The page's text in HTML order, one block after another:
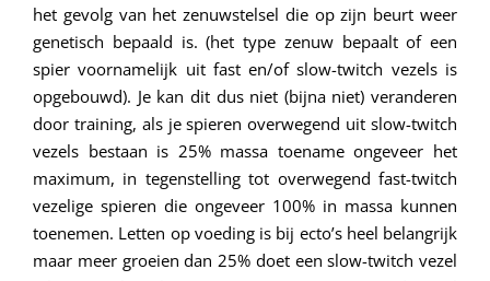
het gevolg van het zenuwstelsel die op zijn beurt weer
genetisch bepaald is. (het type zenuw bepaalt of een
spier voornamelijk uit fast en/of slow-twitch vezels is
opgebouwd). Je kan dit dus niet (bijna niet) veranderen
door training, als je spieren overwegend uit slow-twitch
vezels bestaan is 25% massa toename ongeveer het
maximum, in tegenstelling tot overwegend fast-twitch
vezelige spieren die ongeveer 100% in massa kunnen
toenemen. Letten op voeding is bij ecto’s heel belangrijk
maar meer groeien dan 25% doet een slow-twitch vezel